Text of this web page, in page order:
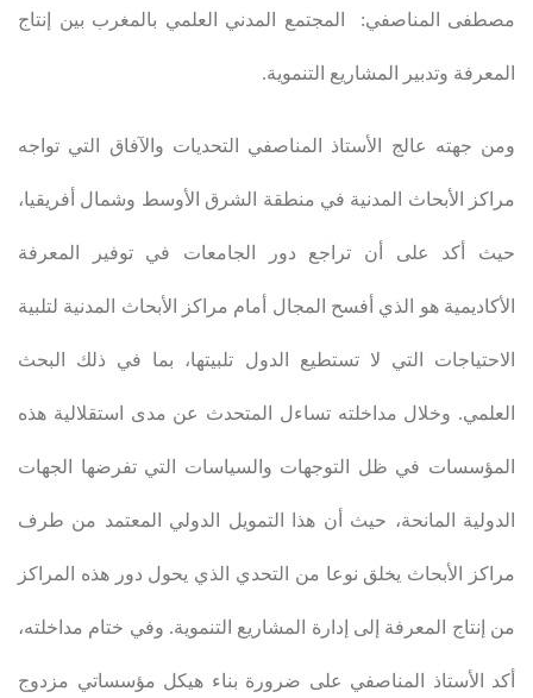
مصطفى المناصفي: المجتمع المدني العلمي بالمغرب بين إنتاج
المعرفة وتدبير المشاريع التنموية.
ومن جهته عالج الأستاذ المناصفي التحديات والآفاق التي تواجه
مراكز الأبحاث المدنية في منطقة الشرق الأوسط وشمال أفريقيا،
حيث أكد على أن تراجع دور الجامعات في توفير المعرفة
الأكاديمية هو الذي أفسح المجال أمام مراكز الأبحاث المدنية لتلبية
الاحتياجات التي لا تستطيع الدول تلبيتها، بما في ذلك البحث
العلمي. وخلال مداخلته تساءل المتحدث عن مدى استقلالية هذه
المؤسسات في ظل التوجهات والسياسات التي تفرضها الجهات
الدولية المانحة، حيث أن هذا التمويل الدولي المعتمد من طرف
مراكز الأبحاث يخلق نوعا من التحدي الذي يحول دور هذه المراكز
من إنتاج المعرفة إلى إدارة المشاريع التنموية. وفي ختام مداخلته،
أكد الأستاذ المناصفي على ضرورة بناء هيكل مؤسساتي مزدوج